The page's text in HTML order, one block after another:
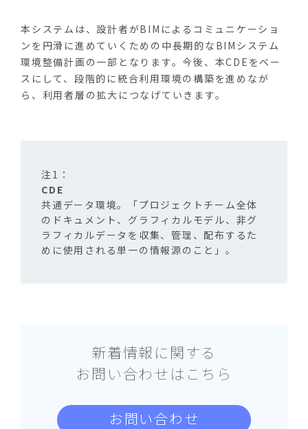
本システムは、設計者がBIM によるコミュニケーショ
ンを円滑に進めていくための中長期的な BIM システム
環境整備計画の一部となります。今後、本CDE をベー
スにして、段階的に統合利用環境の構築を進めなが
ら、利用者層の拡大につなげていきます。
CDE
共通データ環境。「プロジェクトチーム全体
のドキュメント、グラフィカルモデル、非グ
ラフィカルデータを収集、管理、配布するた
めに使用される単一の情報源のこと」。
新着情報に関する
お問い合わせはこちら
お問い合わせ